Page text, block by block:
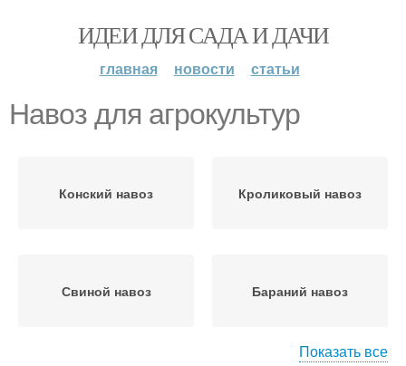
ИДЕИ ДЛЯ САДА И ДАЧИ
главная новости статьи
Навоз для агрокультур
Конский навоз Кроликовый навоз
Свиной навоз Бараний навоз
Показать все